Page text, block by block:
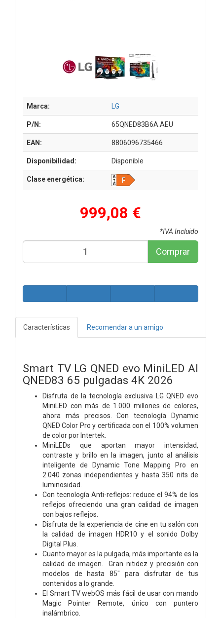
Marca: LG
P/N: 65QNED83B6A.AEU
EAN: 8806096735466
Disponibilidad: Disponible
Clase energética:
999,08 €
*IVA Incluido
Comprar
Características Recomendar a un amigo
Smart TV LG QNED evo MiniLED AI
QNED83 65 pulgadas 4K 2026
Disfruta de la tecnología exclusiva LG QNED evo
MiniLED con más de 1.000 millones de colores,
ahora más precisos. Con tecnología Dynamic
QNED Color Pro y certificada con el 100% volumen
de color por Intertek.
MiniLEDs que aportan mayor intensidad,
contraste y brillo en la imagen, junto al análisis
inteligente de Dynamic Tone Mapping Pro en
2.040 zonas independientes y hasta 350 nits de
luminosidad.
Con tecnología Anti-reflejos: reduce el 94% de los
reflejos ofreciendo una gran calidad de imagen
con bajos reflejos.
Disfruta de la experiencia de cine en tu salón con
la calidad de imagen HDR10 y el sonido Dolby
Digital Plus.
Cuanto mayor es la pulgada, más importante es la
calidad de imagen. Gran nitidez y precisión con
modelos de hasta 85" para disfrutar de tus
contenidos a lo grande.
El Smart TV webOS más fácil de usar con mando
Magic Pointer Remote, único con puntero
inalámbrico.